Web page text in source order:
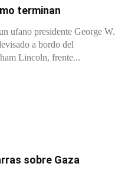
terminan
ufano presidente George W.
a bordo del
Lincoln, frente...
sobre Gaza